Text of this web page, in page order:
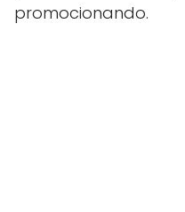
promocionando.